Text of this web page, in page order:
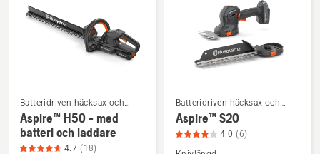
Se
mer
information
Batteridriven häcksax och
elektrisk häcksax
Aspire™ H50 - med
batteri och laddare
4.7 (18)
Se
mer
Batteridriven häcksax och
elektrisk häcksax
Aspire™ S20
4.0 (6)